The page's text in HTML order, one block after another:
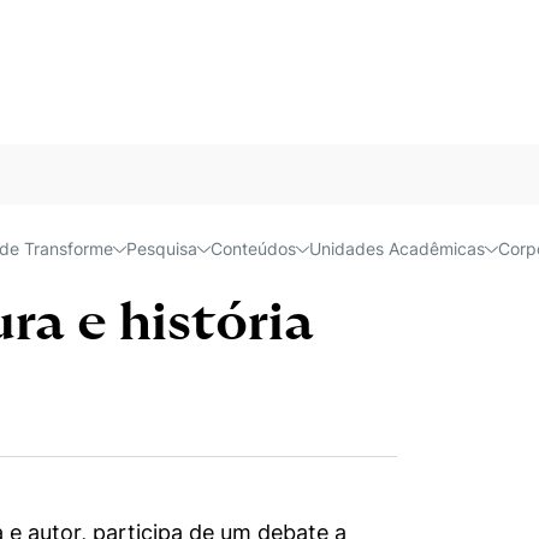
Transforme Pesquisa Conteúdos Unidades Acadêmicas
identidade, cultura e história econômica
e história
autor, participa de um debate a